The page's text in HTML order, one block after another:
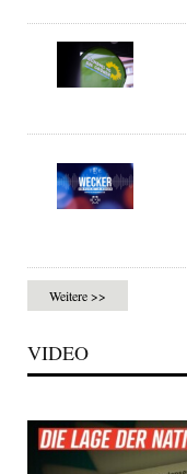
Weitere >>
VIDEO